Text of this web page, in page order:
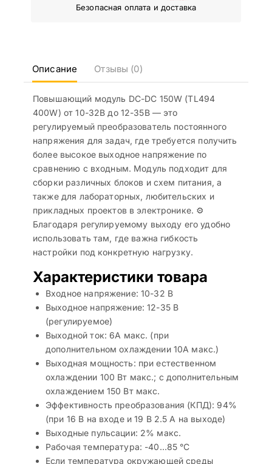
Безопасная оплата и доставка
Описание Отзывы (0)
Повышающий модуль DC-DC 150W (TL494
400W) от 10-32В до 12-35В — это
регулируемый преобразователь постоянного
напряжения для задач, где требуется получить
более высокое выходное напряжение по
сравнению с входным. Модуль подходит для
сборки различных блоков и схем питания, а
также для лабораторных, любительских и
прикладных проектов в электронике. ⚙️
Благодаря регулируемому выходу его удобно
использовать там, где важна гибкость
настройки под конкретную нагрузку.
Характеристики товара
Входное напряжение: 10-32 В
Выходное напряжение: 12-35 В
(регулируемое)
Выходной ток: 6A макс. (при
дополнительном охлаждении 10A макс.)
Выходная мощность: при естественном
охлаждении 100 Вт макс.; с дополнительным
охлаждением 150 Вт макс.
Эффективность преобразования (КПД): 94%
(при 16 В на входе и 19 В 2.5 A на выходе)
Выходные пульсации: 2% макс.
Рабочая температура: -40…85 °C
Если температура окружающей среды